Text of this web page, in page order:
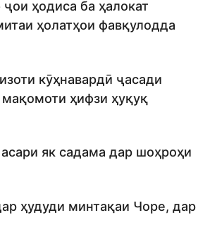
ҳодиса ба ҳалокат
ҳолатҳои фавқулодда
кӯҳнавардӣ ҷасади
ҳифзи ҳуқуқ
як садама дар шоҳроҳи
ҳудуди минтақаи Чоре, дар